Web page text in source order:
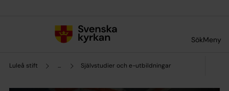
SökMeny
Luleå stift ... Självstudier och e-utbildningar